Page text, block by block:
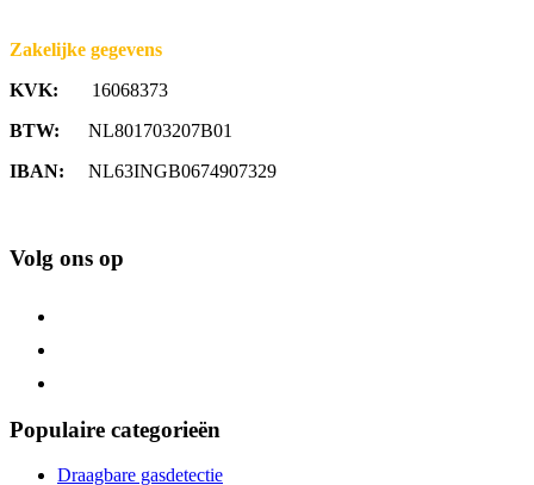
Zakelijke gegevens
KVK: 16068373
BTW: NL801703207B01
IBAN: NL63INGB0674907329
Volg ons op
Populaire categorieën
Draagbare gasdetectie